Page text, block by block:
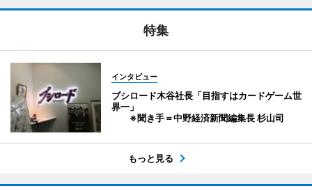
特集
インタビュー
ブシロード木谷社長「目指すはカードゲーム世
界一」
※聞き手＝中野経済新聞編集長 杉山司
もっと見る